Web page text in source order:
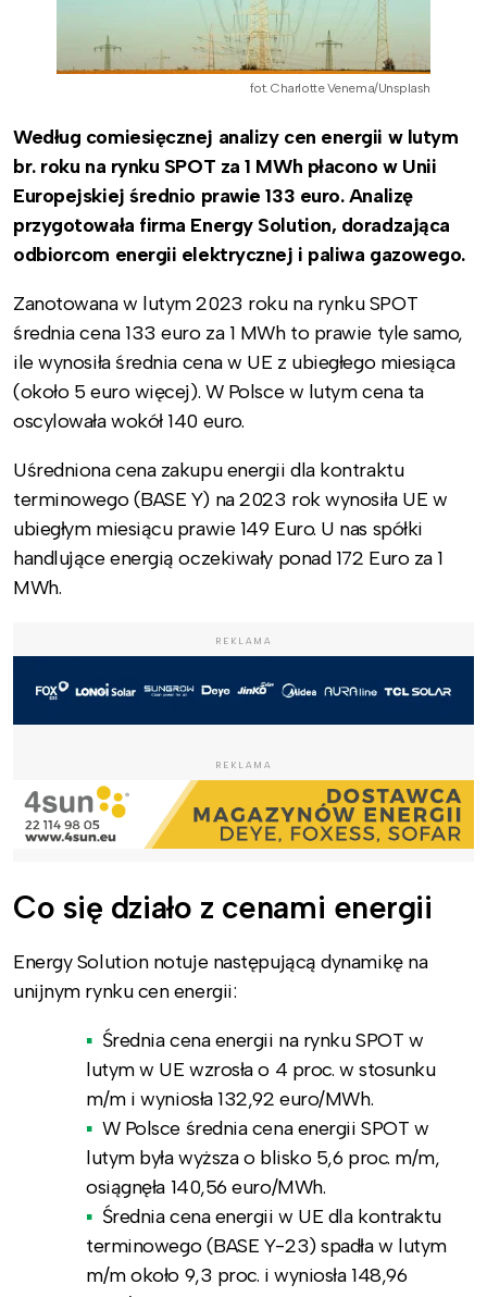
fot. Charlotte Venema/Unsplash
Według comiesięcznej analizy cen energii w lutym
br. roku na rynku SPOT za 1 MWh płacono w Unii
Europejskiej średnio prawie 133 euro. Analizę
przygotowała firma Energy Solution, doradzająca
odbiorcom energii elektrycznej i paliwa gazowego.
Zanotowana w lutym 2023 roku na rynku SPOT
średnia cena 133 euro za 1 MWh to prawie tyle samo,
ile wynosiła średnia cena w UE z ubiegłego miesiąca
(około 5 euro więcej). W Polsce w lutym cena ta
oscylowała wokół 140 euro.
Uśredniona cena zakupu energii dla kontraktu
terminowego (BASE Y) na 2023 rok wynosiła UE w
ubiegłym miesiącu prawie 149 Euro. U nas spółki
handlujące energią oczekiwały ponad 172 Euro za 1
MWh.
REKLAMA
REKLAMA
Co się działo z cenami energii
Energy Solution notuje następującą dynamikę na
unijnym rynku cen energii:
Średnia cena energii na rynku SPOT w
lutym w UE wzrosła o 4 proc. w stosunku
m/m i wyniosła 132,92 euro/MWh.
W Polsce średnia cena energii SPOT w
lutym była wyższa o blisko 5,6 proc. m/m,
osiągnęła 140,56 euro/MWh.
Średnia cena energii w UE dla kontraktu
terminowego (BASE Y-23) spadła w lutym
m/m około 9,3 proc. i wyniosła 148,96